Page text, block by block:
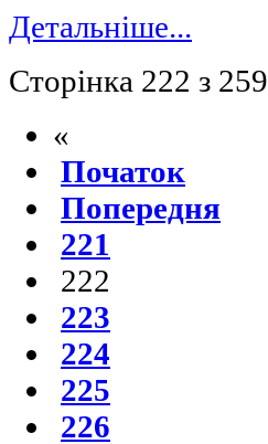
Детальніше...
Сторінка 222 з 259
«
Початок
Попередня
221
222
223
224
225
226